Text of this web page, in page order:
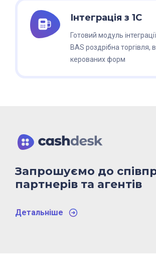
- четвертої груп (фізичною особою -
календарному році обсягу доходу
застосування ПРРО та/або РРО для
єдиного податку є обов’язковим.
Інтеграція з 1С
Готовий модуль
BAS роздрібна торгівля,
керованих форм
Запрошуємо до
партнерів та агентів
Детальнiше